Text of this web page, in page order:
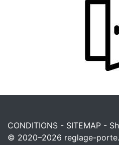
CONDITIONS - SITEMAP -
© 2020–2026 reglage-